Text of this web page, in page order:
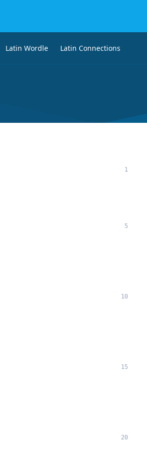
Latin Wordle Latin Connections
1
5
10
15
20